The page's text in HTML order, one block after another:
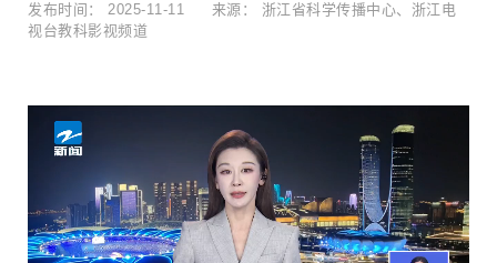
发布时间： 2025-11-11 来源：
浙江省科学传播中心、浙江电
视台教科影视频道